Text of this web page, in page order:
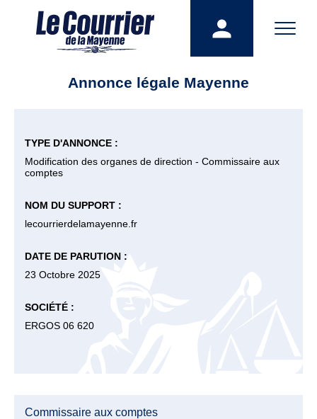
Annonce légale Mayenne
TYPE D'ANNONCE :
Modification des organes de direction - Commissaire aux
comptes
NOM DU SUPPORT :
lecourrierdelamayenne.fr
DATE DE PARUTION :
23 Octobre 2025
SOCIÉTÉ :
ERGOS 06 620
Commissaire aux comptes